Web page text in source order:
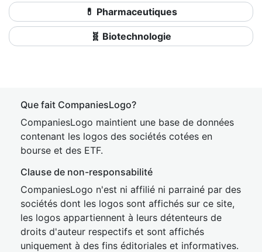
💊 Pharmaceutiques
🧬 Biotechnologie
Que fait CompaniesLogo?
CompaniesLogo maintient une base de données
contenant les logos des sociétés cotées en
bourse et des ETF.
Clause de non-responsabilité
CompaniesLogo n'est ni affilié ni parrainé par des
sociétés dont les logos sont affichés sur ce site,
les logos appartiennent à leurs détenteurs de
droits d'auteur respectifs et sont affichés
uniquement à des fins éditoriales et informatives.